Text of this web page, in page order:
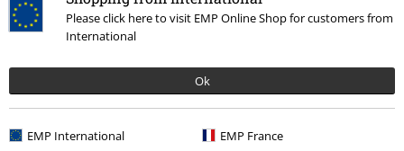
Please click here to visit EMP Online Shop for customers from
International
Ok
EMP International EMP France
Commentaar versturen
1 Recensie
Gepost op: zondag, 17 juni 2018
zit lekker
fijne vest zit goed en mooie print
enkel rits zit andersom maar stoort niet
een aanrader voor andere maggots